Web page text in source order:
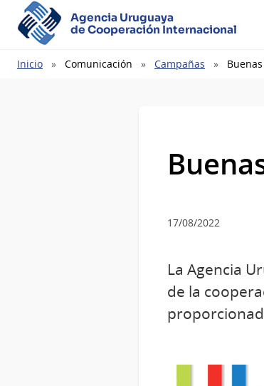
Agencia Uruguaya
de Cooperación Internacional
Ruta
Inicio Comunicación Campañas
17/08/2022
La Agencia
de la